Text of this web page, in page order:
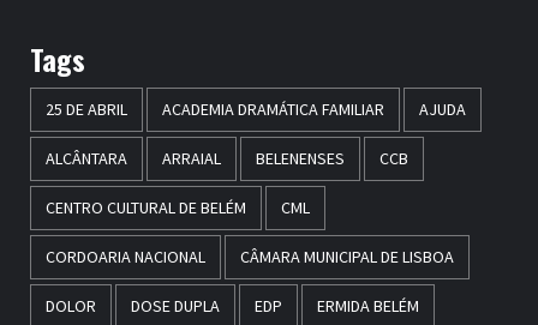
Tags
25 DE ABRIL ACADEMIA DRAMÁTICA FAMILIAR AJUDA
ALCÂNTARA ARRAIAL BELENENSES CCB
CENTRO CULTURAL DE BELÉM CML
CORDOARIA NACIONAL CÂMARA MUNICIPAL DE LISBOA
DOLOR DOSE DUPLA EDP ERMIDA BELÉM